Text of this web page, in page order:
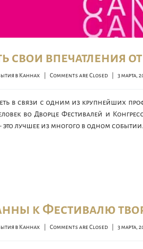
свои впечатления от
в Каннах Comments are Closed 3 марта,
в связи с одним из крупнейших
во Дворце Фестивалей и
— это лучшее из многого в одном
к Фестивалю
в Каннах Comments are Closed 3 марта,